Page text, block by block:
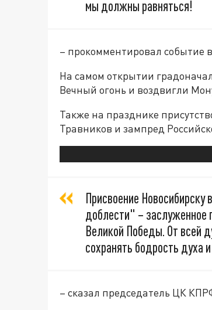
мы должны равняться!
– прокомментировал событие
На самом открытии
Вечный огонь и воздвигли
Также на празднике
Травников и зампред
Присвоение Новосибирску
доблести" – заслуженное
Великой Победы. От всей
сохранять бодрость духа
– сказал председатель ЦК